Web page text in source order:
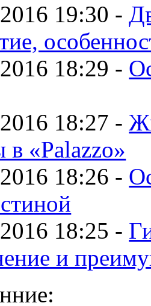
19:30 -
18:29 -
18:27 -
«Palazzo»
18:26 -
18:25 -
и